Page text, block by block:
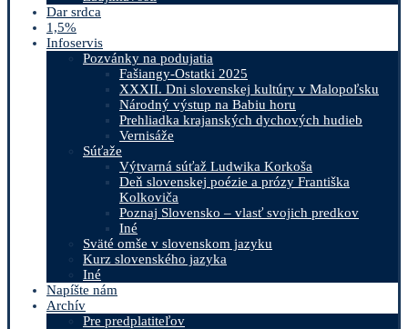
Dar srdca
1,5%
Infoservis
Pozvánky na podujatia
Fašiangy-Ostatki 2025
XXXII. Dni slovenskej kultúry v Malopoľsku
Národný výstup na Babiu horu
Prehliadka krajanských dychových hudieb
Vernisáže
Súťaže
Výtvarná súťaž Ludwika Korkoša
Deň slovenskej poézie a prózy Františka
Kolkoviča
Poznaj Slovensko – vlasť svojich predkov
Iné
Sväté omše v slovenskom jazyku
Kurz slovenského jazyka
Iné
Napíšte nám
Archív
Pre predplatiteľov